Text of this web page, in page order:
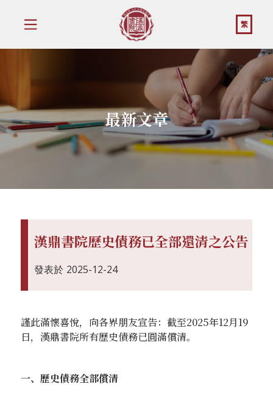
繁
最新文章
漢鼎書院歷史債務已全部還清之公告
發表於 2025-12-24
謹此滿懷喜悅，向各界朋友宣告：截至2025年12月19
日，漢鼎書院所有歷史債務已圓滿償清。
一、歷史債務全部償清